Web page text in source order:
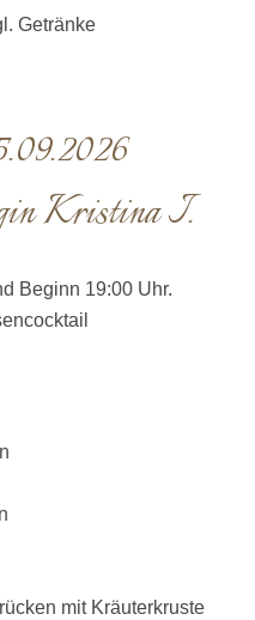
Getränke
Kristina I.
Beginn 19:00 Uhr.
mit Kräuterkruste